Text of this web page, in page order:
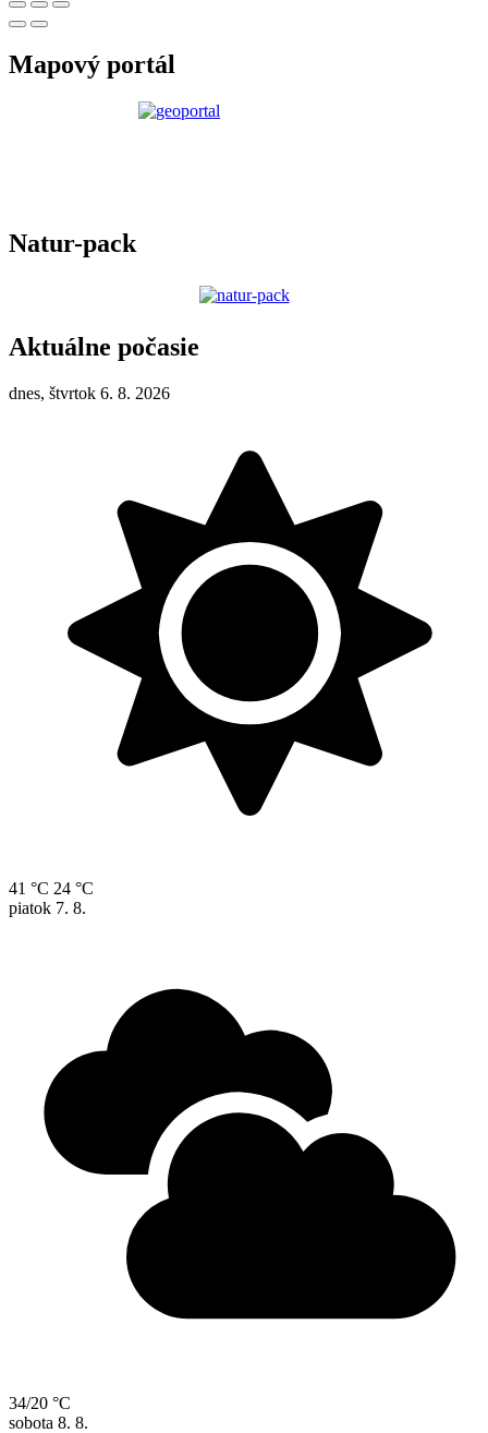
Mapový portál
Natur-pack
Aktuálne počasie
dnes, štvrtok 6. 8. 2026
41 °C 24 °C
piatok 7. 8.
34/20 °C
sobota 8. 8.